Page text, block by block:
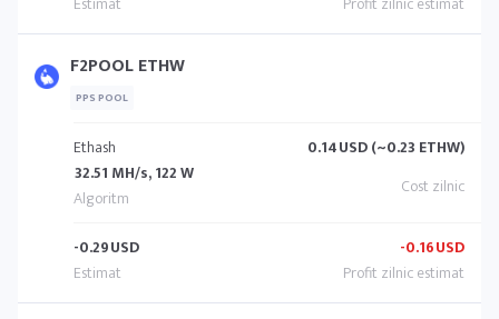
F2POOL ETHW
PPS POOL
Ethash
32.51 MH/s, 122 W
0.14USD (~0.23 ETHW)
-0.29USD -0.16USD